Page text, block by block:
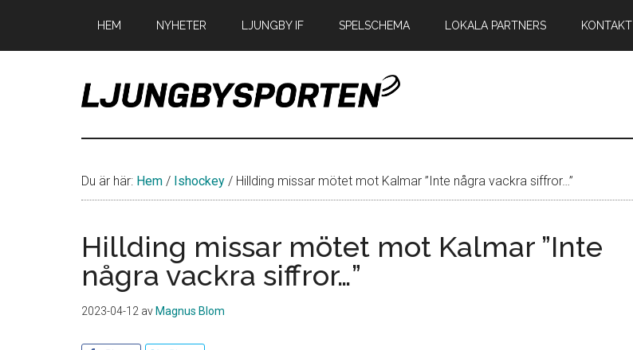
huvudinnehåll
det
sidfot
HEM NYHETER LJUNGBY IF SPELSCHEMA LOKALA PARTNERS KONTAKT
LjungbySporten
Troja
Du är här: Hem / Ishockey / Hillding missar mötet mot Kalmar ”Inte några vackra siffror…”
Hillding missar mötet mot Kalmar ”Inte
några vackra siffror…”
2023-04-12 av Magnus Blom